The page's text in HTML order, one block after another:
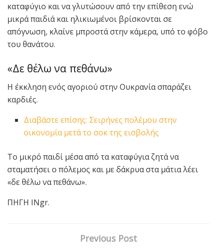
καταφύγιο και να γλυτώσουν από την επίθεση ενώ
μικρά παιδιά και ηλικιωμένοι βρίσκονται σε
απόγνωση, κλαίνε μπροστά στην κάμερα, υπό το φόβο
του θανάτου.
«Δε θέλω να πεθάνω»
Η έκκληση ενός αγοριού στην Ουκρανία σπαράζει
καρδιές.
Διαβάστε επίσης: Σειρήνες πολέμου στην
οικονομία μετά το σοκ της εισβολής
Το μικρό παιδί μέσα από τα καταφύγια ζητά να
σταματήσει ο πόλεμος και με δάκρυα στα μάτια λέει
«δε θέλω να πεθάνω».
ΠΗΓΗ INgr.
Previous Post